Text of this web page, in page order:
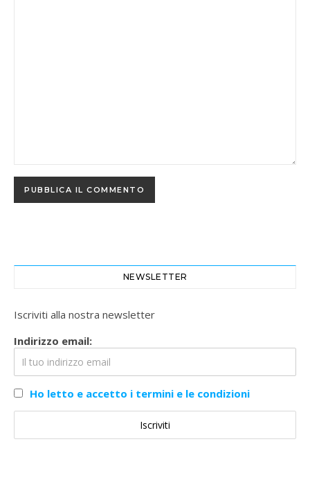
NEWSLETTER
Iscriviti alla nostra newsletter
Indirizzo email:
Ho letto e accetto i termini e le condizioni